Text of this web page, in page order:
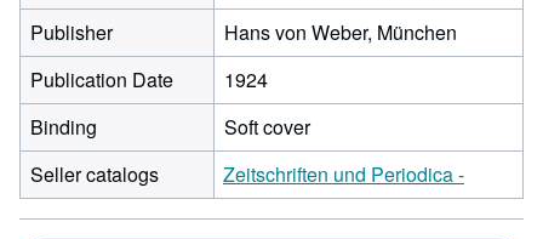
Publisher
Hans von Weber, München
Publication Date
1924
Binding
Soft cover
Seller catalogs
Zeitschriften und Periodica -